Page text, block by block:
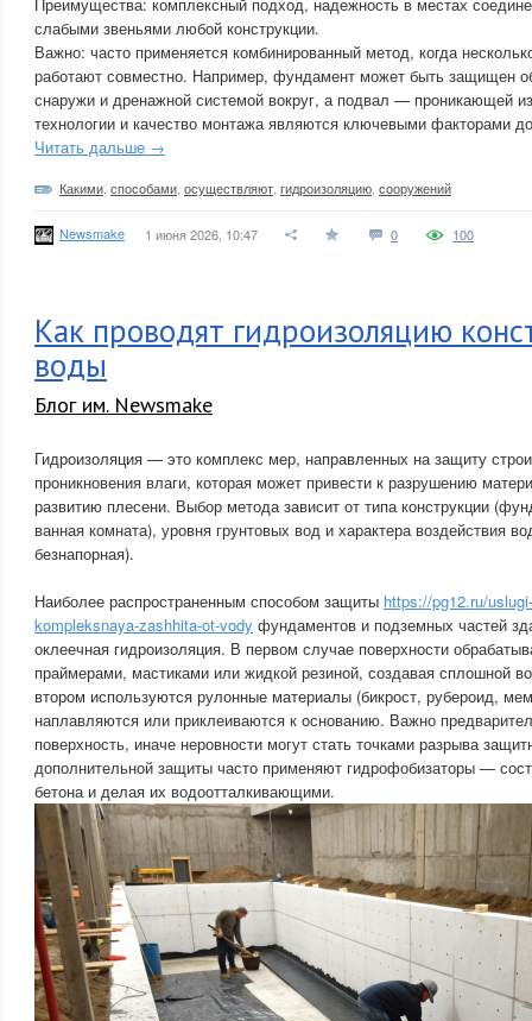
слабыми звеньями любой конструкции.
Важно: часто применяется комбинированный метод, когда
работают совместно. Например, фундамент может быть защищен
снаружи и дренажной системой вокруг, а подвал — проникающей
технологии и качество монтажа являются ключевыми факторами
Читать дальше →
Какими способами осуществляют гидроизоляцию сооружений
Newsmake 1 июня 2026, 10:47 0 100
Как проводят гидроизоляцию
воды
Блог им. Newsmake
Гидроизоляция — это комплекс мер, направленных на защиту
проникновения влаги, которая может привести к разрушению
развитию плесени. Выбор метода зависит от типа конструкции
ванная комната), уровня грунтовых вод и характера воздействия
безнапорная).
Наиболее распространенным способом защиты https://pg12.ru/
kompleksnaya-zashhita-ot-vody фундаментов и подземных частей
оклеечная гидроизоляция. В первом случае поверхности
праймерами, мастиками или жидкой резиной, создавая сплошной
втором используются рулонные материалы (бикрост, рубероид,
наплавляются или приклеиваются к основанию. Важно
поверхность, иначе неровности могут стать точками разрыва
дополнительной защиты часто применяют гидрофобизаторы —
бетона и делая их водоотталкивающими.